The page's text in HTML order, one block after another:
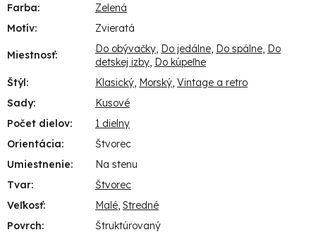
Farba:
Zelená
Motív: Zvieratá
Miestnosť: Do obývačky, Do jedálne, Do spálne, Do
detskej izby, Do kúpeľne
Štýl: Klasický, Morský, Vintage a retro
Sady:
Kusové
Počet dielov:
1 dielny
Orientácia:
Štvorec
Umiestnenie:
Na stenu
Tvar:
Štvorec
Veľkosť: Malé, Stredné
Povrch: Štruktúrovaný